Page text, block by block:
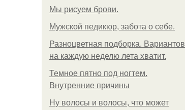
Мы рисуем брови.
Мужской педикюр, забота о себе.
Разноцветная подборка. Вариантов
на каждую неделю лета хватит.
Темное пятно под ногтем.
Внутренние причины
Ну волосы и волосы, что может